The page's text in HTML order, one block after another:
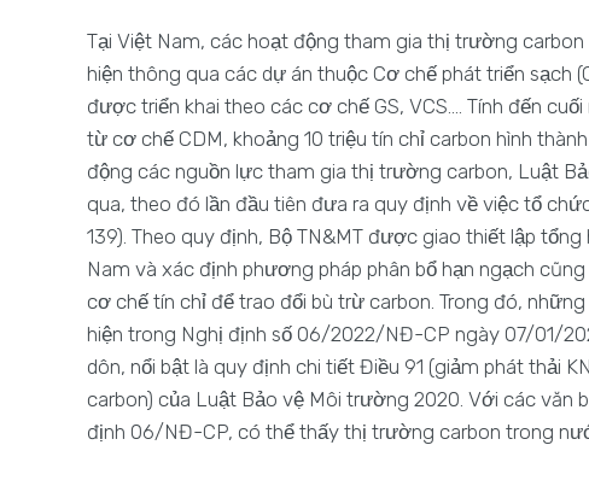
Tại Việt Nam, các hoạt động tham gia thị trường
hiện thông qua các dự án thuộc Cơ chế phát triển sạch
được triển khai theo các cơ chế GS, VCS…. Tính đến
từ cơ chế CDM, khoảng 10 triệu tín chỉ carbon hình
động các nguồn lực tham gia thị trường carbon, Luật
qua, theo đó lần đầu tiên đưa ra quy định về việc tổ
139). Theo quy định, Bộ TN&MT được giao thiết lập
Nam và xác định phương pháp phân bổ hạn ngạch
cơ chế tín chỉ để trao đổi bù trừ carbon. Trong đó,
hiện trong Nghị định số 06/2022/NĐ-CP ngày 07/01/
dôn, nổi bật là quy định chi tiết Điều 91 (giảm phát thải
carbon) của Luật Bảo vệ Môi trường 2020. Với các văn
định 06/NĐ-CP, có thể thấy thị trường carbon trong